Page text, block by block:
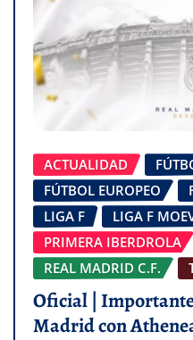
ACTUALIDAD
FÚTBOL EUROPEO
LIGA F
LIGA F
PRIMERA IBERDROLA
REAL MADRID C.F.
Oficial |
Madrid con